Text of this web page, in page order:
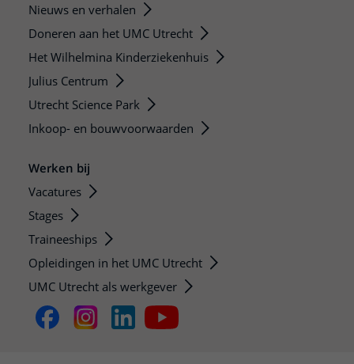
Nieuws en verhalen
Doneren aan het UMC Utrecht
Het Wilhelmina Kinderziekenhuis
Julius Centrum
Utrecht Science Park
Inkoop- en bouwvoorwaarden
Werken bij
Vacatures
Stages
Traineeships
Opleidingen in het UMC Utrecht
UMC Utrecht als werkgever